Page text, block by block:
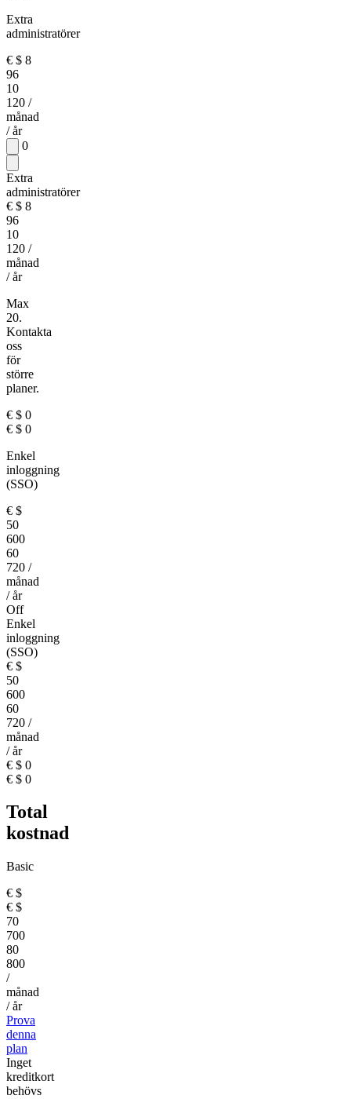
Extra
administratörer
€ $ 8
96
10
120 /
månad
/ år
0
Extra
administratörer
€ $ 8
96
10
120 /
månad
/ år
Max
20.
Kontakta
oss
för
större
planer.
€ $ 0
€ $ 0
Enkel
inloggning
(SSO)
€ $
50
600
60
720 /
månad
/ år
Off
Enkel
inloggning
(SSO)
€ $
50
600
60
720 /
månad
/ år
€ $ 0
€ $ 0
Total
kostnad
Basic
€ $
€ $
70
700
80
800
/
månad
/ år
Prova
denna
plan
Inget
kreditkort
behövs